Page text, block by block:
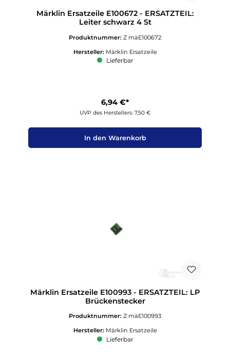
Märklin Ersatzeile E100672 - ERSATZTEIL:
Leiter schwarz 4 St
Produktnummer: Z mäE100672
Hersteller: Märklin Ersatzeile
Lieferbar
6,94 €*
UVP des Herstellers: 7,50 €
In den Warenkorb
Märklin Ersatzeile E100993 - ERSATZTEIL: LP
Brückenstecker
Produktnummer: Z mäE100993
Hersteller: Märklin Ersatzeile
Lieferbar